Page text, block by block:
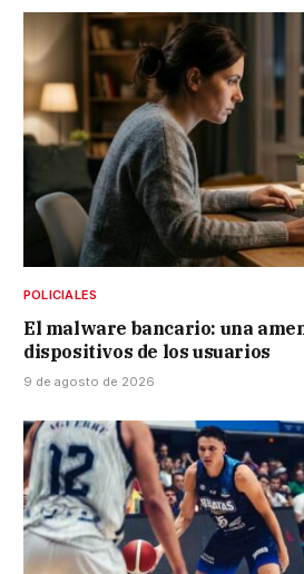
POLICIALES
El malware bancario: una
dispositivos de los usuarios
9 de agosto de 2026